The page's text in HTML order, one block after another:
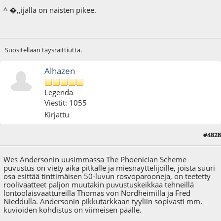
^ �,,ijällä on naisten pikee.
Suositellaan täysraittiutta.
Alhazen
Legenda
Viestit: 1055
Kirjattu
#4828
Wes Andersonin uusimmassa The Phoenician Scheme
puvustus on viety aika pitkälle ja miesnäyttelijöille, joista suuri
osa esittää tinttimäisen 50-luvun rosvoparooneja, on teetetty
roolivaatteet paljon muutakin puvustuskeikkaa tehneillä
lontoolaisvaattureilla Thomas von Nordheimilla ja Fred
Nieddulla. Andersonin pikkutarkkaan tyyliin sopivasti mm.
kuvioiden kohdistus on viimeisen päälle.